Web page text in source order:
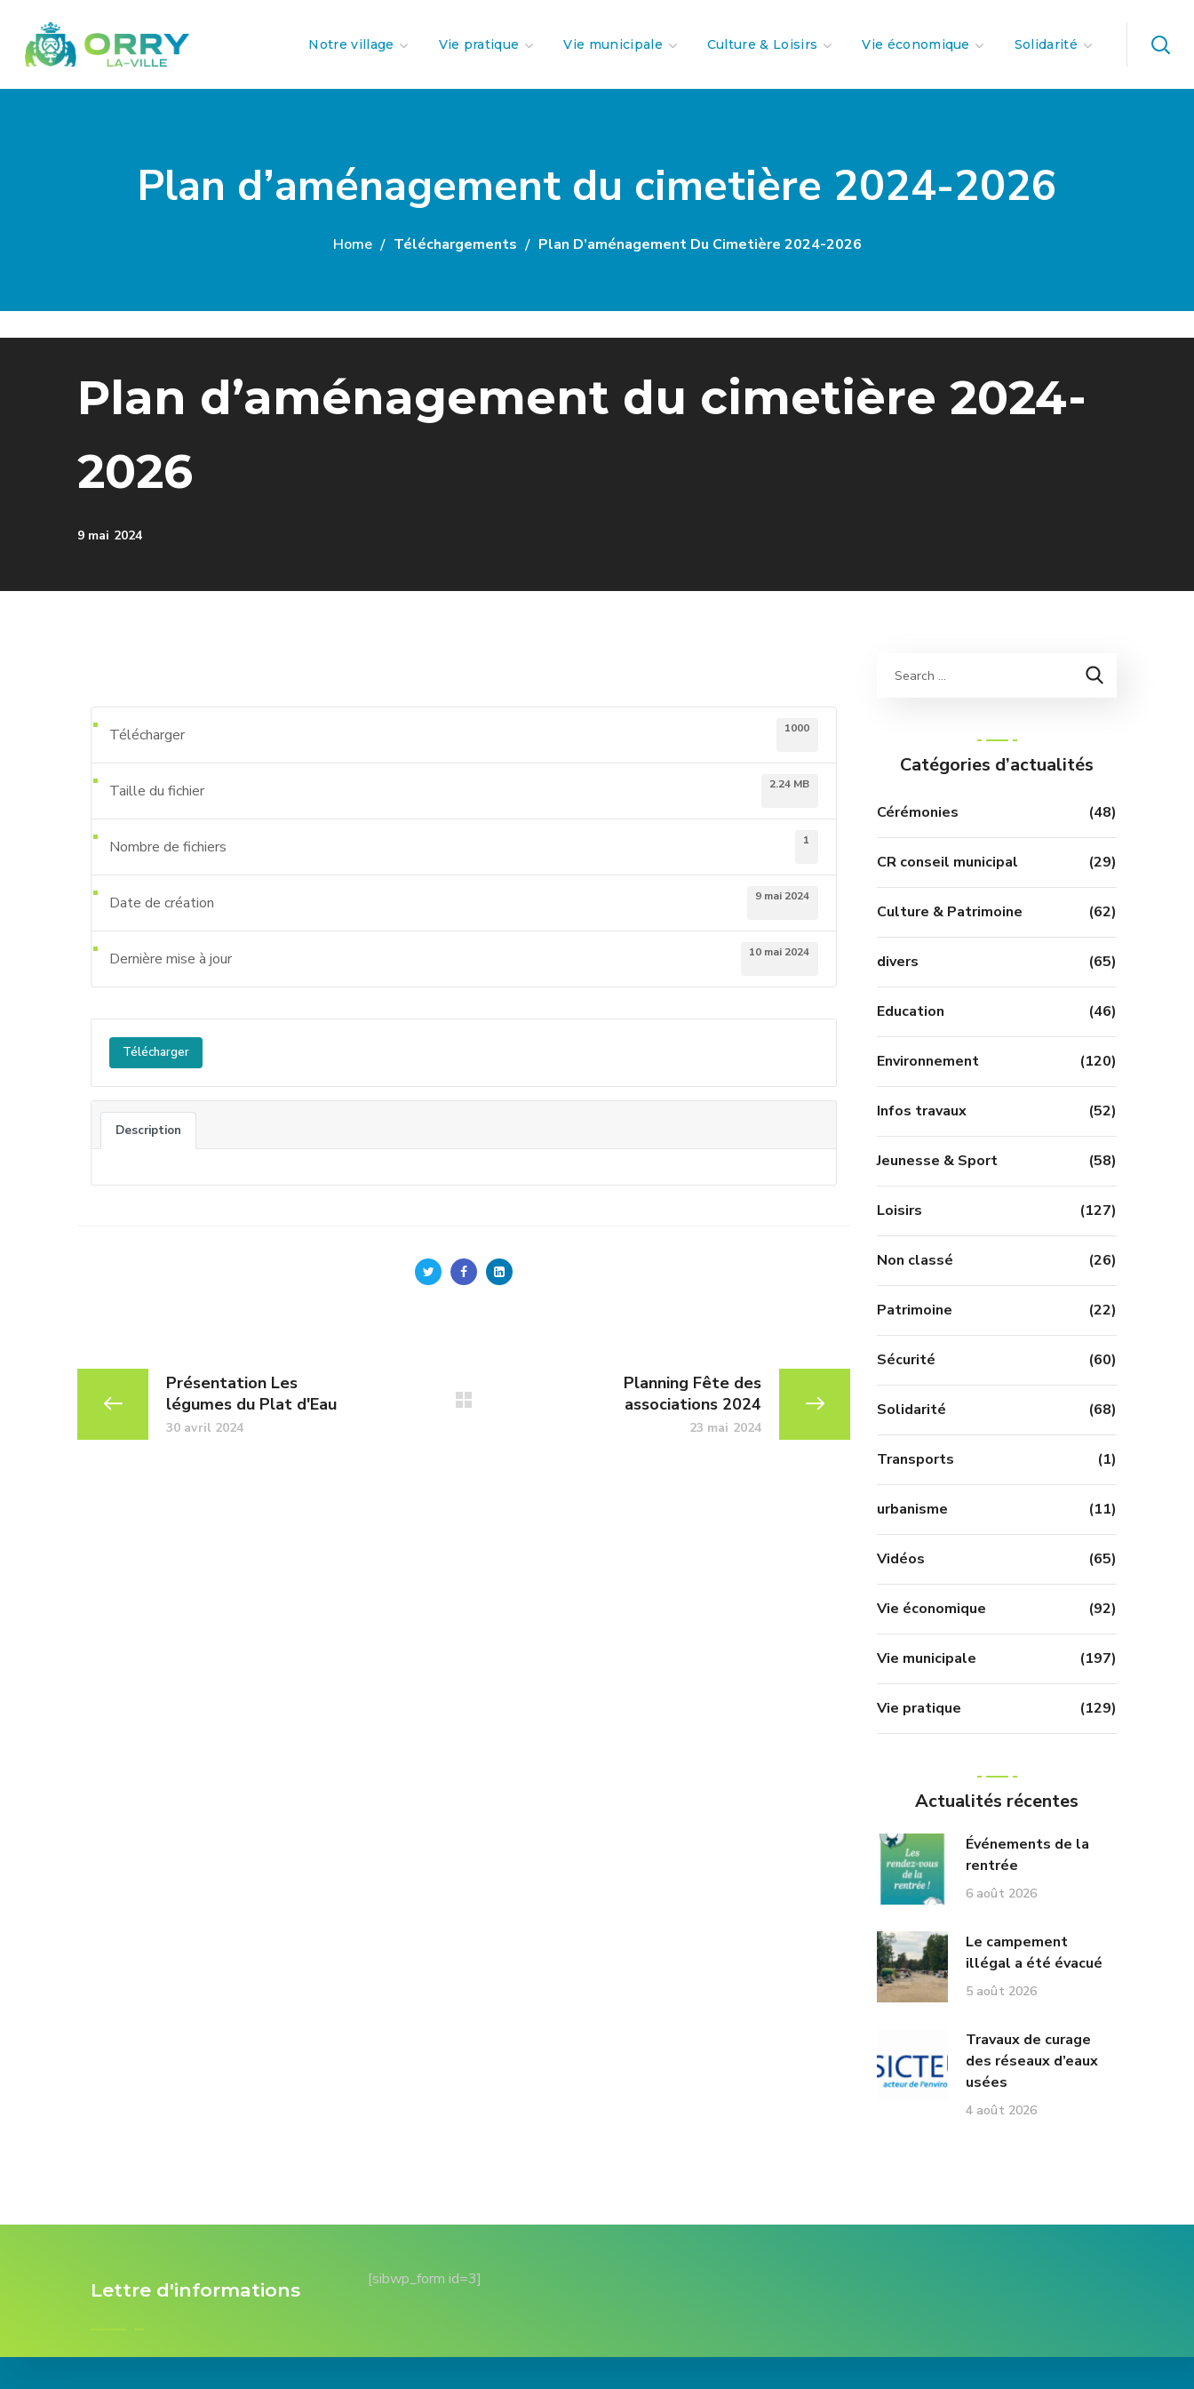
Notre village Vie pratique Vie municipale Culture & Loisirs Vie économique Solidarité
Plan d’aménagement du cimetière 2024-2026
Home Téléchargements Plan D’aménagement Du Cimetière 2024-2026
Plan d’aménagement du cimetière 2024-
2026
9 mai 2024
Télécharger 1000
Taille du fichier 2.24 MB
Nombre de fichiers 1
Date de création 9 mai 2024
Dernière mise à jour 10 mai 2024
Télécharger
Description
Présentation Les
légumes du Plat d'Eau
30 avril 2024
Planning Fête des
associations 2024
23 mai 2024
Catégories d’actualités
Cérémonies (48)
CR conseil municipal (29)
Culture & Patrimoine (62)
divers (65)
Education (46)
Environnement (120)
Infos travaux (52)
Jeunesse & Sport (58)
Loisirs (127)
Non classé (26)
Patrimoine (22)
Sécurité (60)
Solidarité (68)
Transports (1)
urbanisme (11)
Vidéos (65)
Vie économique (92)
Vie municipale (197)
Vie pratique (129)
Actualités récentes
Événements de la
rentrée
6 août 2026
Le campement
illégal a été évacué
5 août 2026
Travaux de curage
des réseaux d’eaux
usées
4 août 2026
Lettre d'informations [sibwp_form id=3]